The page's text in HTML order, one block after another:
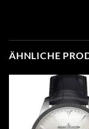
ÄHNLICHE